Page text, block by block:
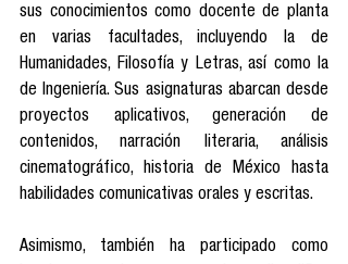
sus conocimientos como docente de planta
en varias facultades, incluyendo la de
Humanidades, Filosofía y Letras, así como la
de Ingeniería. Sus asignaturas abarcan desde
proyectos aplicativos, generación de
contenidos, narración literaria, análisis
cinematográfico, historia de México hasta
habilidades comunicativas orales y escritas.
Asimismo, también ha participado como